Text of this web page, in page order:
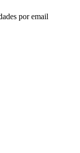
por email